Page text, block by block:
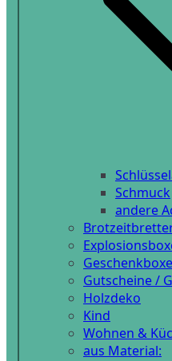
Schmuck
andere
Gutscheine /
Holzdeko
Kind
Wohnen &
aus Material: